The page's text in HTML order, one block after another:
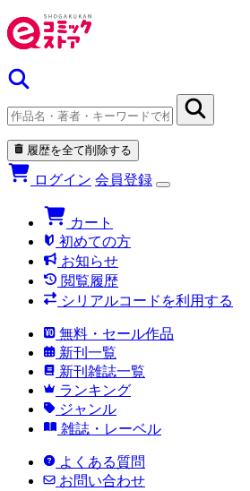
履歴を全て削除する
ログイン 会員登録
カート
初めての方
お知らせ
閲覧履歴
シリアルコードを利用する
無料・セール作品
新刊一覧
新刊雑誌一覧
ランキング
ジャンル
雑誌・レーベル
よくある質問
お問い合わせ